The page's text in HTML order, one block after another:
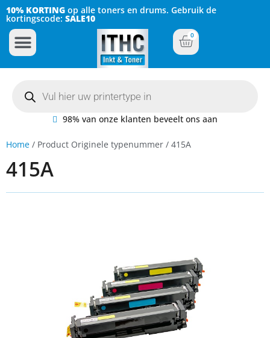
10% KORTING op alle toners en drums. Gebruik de
kortingscode: SALE10
0
98% van onze klanten beveelt ons aan
Home / Product Originele typenummer / 415A
415A